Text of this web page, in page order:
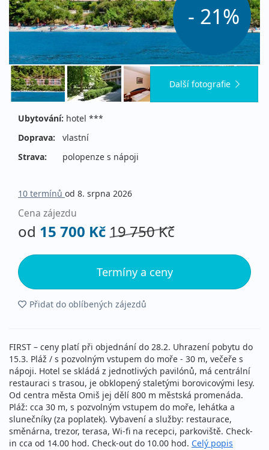
- 21%
Další fotografie
Ubytování: hotel ***
Doprava:
vlastní
Strava:
polopenze s nápoji
10 termínů od 8. srpna 2026
Cena zájezdu
od 15 700 Kč19 750 Kč
Termíny a ceny
Přidat do oblíbených zájezdů
FIRST – ceny platí při objednání do 28.2. Uhrazení pobytu do
15.3. Pláž / s pozvolným vstupem do moře - 30 m, večeře s
nápoji. Hotel se skládá z jednotlivých pavilónů, má centrální
restauraci s trasou, je obklopený staletými borovicovými lesy.
Od centra města Omiš jej dělí 800 m městská promenáda.
Pláž: cca 30 m, s pozvolným vstupem do moře, lehátka a
slunečníky (za poplatek). Vybavení a služby: restaurace,
směnárna, trezor, terasa, Wi-fi na recepci, parkoviště. Check-
in cca od 14.00 hod. Check-out do 10.00 hod. Celý popis